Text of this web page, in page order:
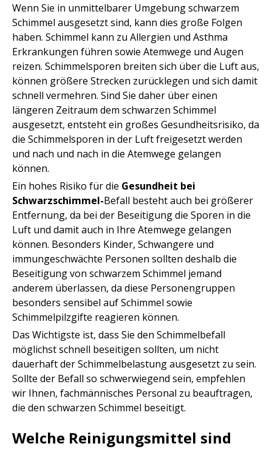
Wenn Sie in unmittelbarer Umgebung schwarzem
Schimmel ausgesetzt sind, kann dies große Folgen
haben. Schimmel kann zu Allergien und Asthma
Erkrankungen führen sowie Atemwege und Augen
reizen. Schimmelsporen breiten sich über die Luft aus,
können größere Strecken zurücklegen und sich damit
schnell vermehren. Sind Sie daher über einen
längeren Zeitraum dem schwarzen Schimmel
ausgesetzt, entsteht ein großes Gesundheitsrisiko, da
die Schimmelsporen in der Luft freigesetzt werden
und nach und nach in die Atemwege gelangen
können.
Ein hohes Risiko für die Gesundheit bei
Schwarzschimmel-Befall besteht auch bei größerer
Entfernung, da bei der Beseitigung die Sporen in die
Luft und damit auch in Ihre Atemwege gelangen
können. Besonders Kinder, Schwangere und
immungeschwächte Personen sollten deshalb die
Beseitigung von schwarzem Schimmel jemand
anderem überlassen, da diese Personengruppen
besonders sensibel auf Schimmel sowie
Schimmelpilzgifte reagieren können.
Das Wichtigste ist, dass Sie den Schimmelbefall
möglichst schnell beseitigen sollten, um nicht
dauerhaft der Schimmelbelastung ausgesetzt zu sein.
Sollte der Befall so schwerwiegend sein, empfehlen
wir Ihnen, fachmännisches Personal zu beauftragen,
die den schwarzen Schimmel beseitigt.
Welche Reinigungsmittel sind